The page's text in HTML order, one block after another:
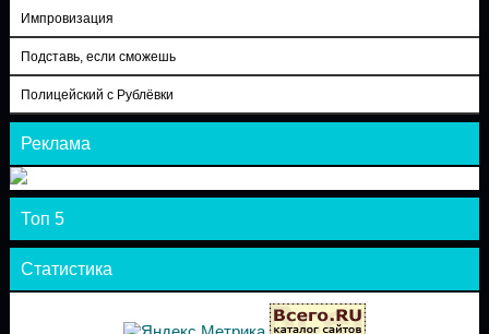
Импровизация
Подставь, если сможешь
Полицейский с Рублёвки
Реклама
Топ 5
Статистика